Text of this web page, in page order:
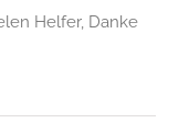
Helfer, Danke